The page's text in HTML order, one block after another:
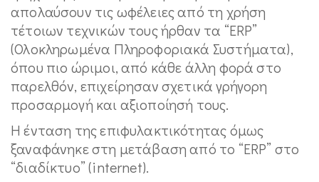
απολαύσουν τις ωφέλειες από τη χρήση
τέτοιων τεχνικών τους ήρθαν τα “ERP”
(Ολοκληρωμένα Πληροφοριακά Συστήματα),
όπου πιο ώριμοι, από κάθε άλλη φορά στο
παρελθόν, επιχείρησαν σχετικά γρήγορη
προσαρμογή και αξιοποίησή τους.
Η ένταση της επιφυλακτικότητας όμως
ξαναφάνηκε στη μετάβαση από το “ERP” στο
“διαδίκτυο” (internet).